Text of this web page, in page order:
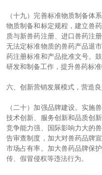
（十九）完善标准物质制备体
物质制备和标定规程，建立兽
质与新兽药注册、进口兽药注
无法定标准物质的兽药产品退
药注册标准和产品批准文号。
研发和制备工作，提升兽药标
六、创新营销发展模式，营造
（二十）加强品牌建设。实施
技术创新、服务创新和品质创
竞争能力强、国际影响力大的
告审查制度，加大对兽药品牌
市场占有率。加大兽药品牌保
传、假冒侵权等违法行为。